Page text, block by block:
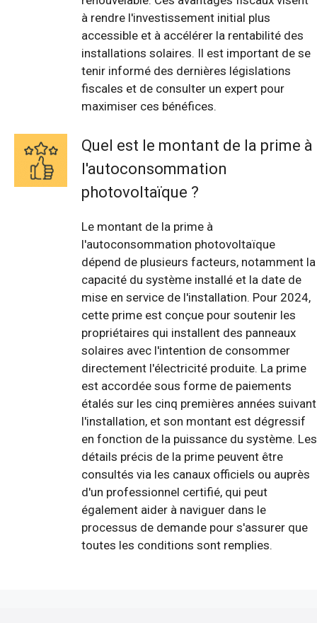
à rendre l'investissement initial plus
accessible et à accélérer la rentabilité des
installations solaires. Il est important de se
tenir informé des dernières législations
fiscales et de consulter un expert pour
maximiser ces bénéfices.
Quel est le montant de la prime à
l'autoconsommation
photovoltaïque ?
Le montant de la prime à
l'autoconsommation photovoltaïque
dépend de plusieurs facteurs, notamment la
capacité du système installé et la date de
mise en service de l'installation. Pour 2024,
cette prime est conçue pour soutenir les
propriétaires qui installent des panneaux
solaires avec l'intention de consommer
directement l'électricité produite. La prime
est accordée sous forme de paiements
étalés sur les cinq premières années suivant
l'installation, et son montant est dégressif
en fonction de la puissance du système. Les
détails précis de la prime peuvent être
consultés via les canaux officiels ou auprès
d'un professionnel certifié, qui peut
également aider à naviguer dans le
processus de demande pour s'assurer que
toutes les conditions sont remplies.